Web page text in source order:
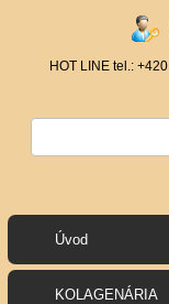
HOT LINE tel.: +420
Úvod
KOLAGENÁRIA